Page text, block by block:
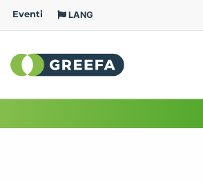
Eventi LANG